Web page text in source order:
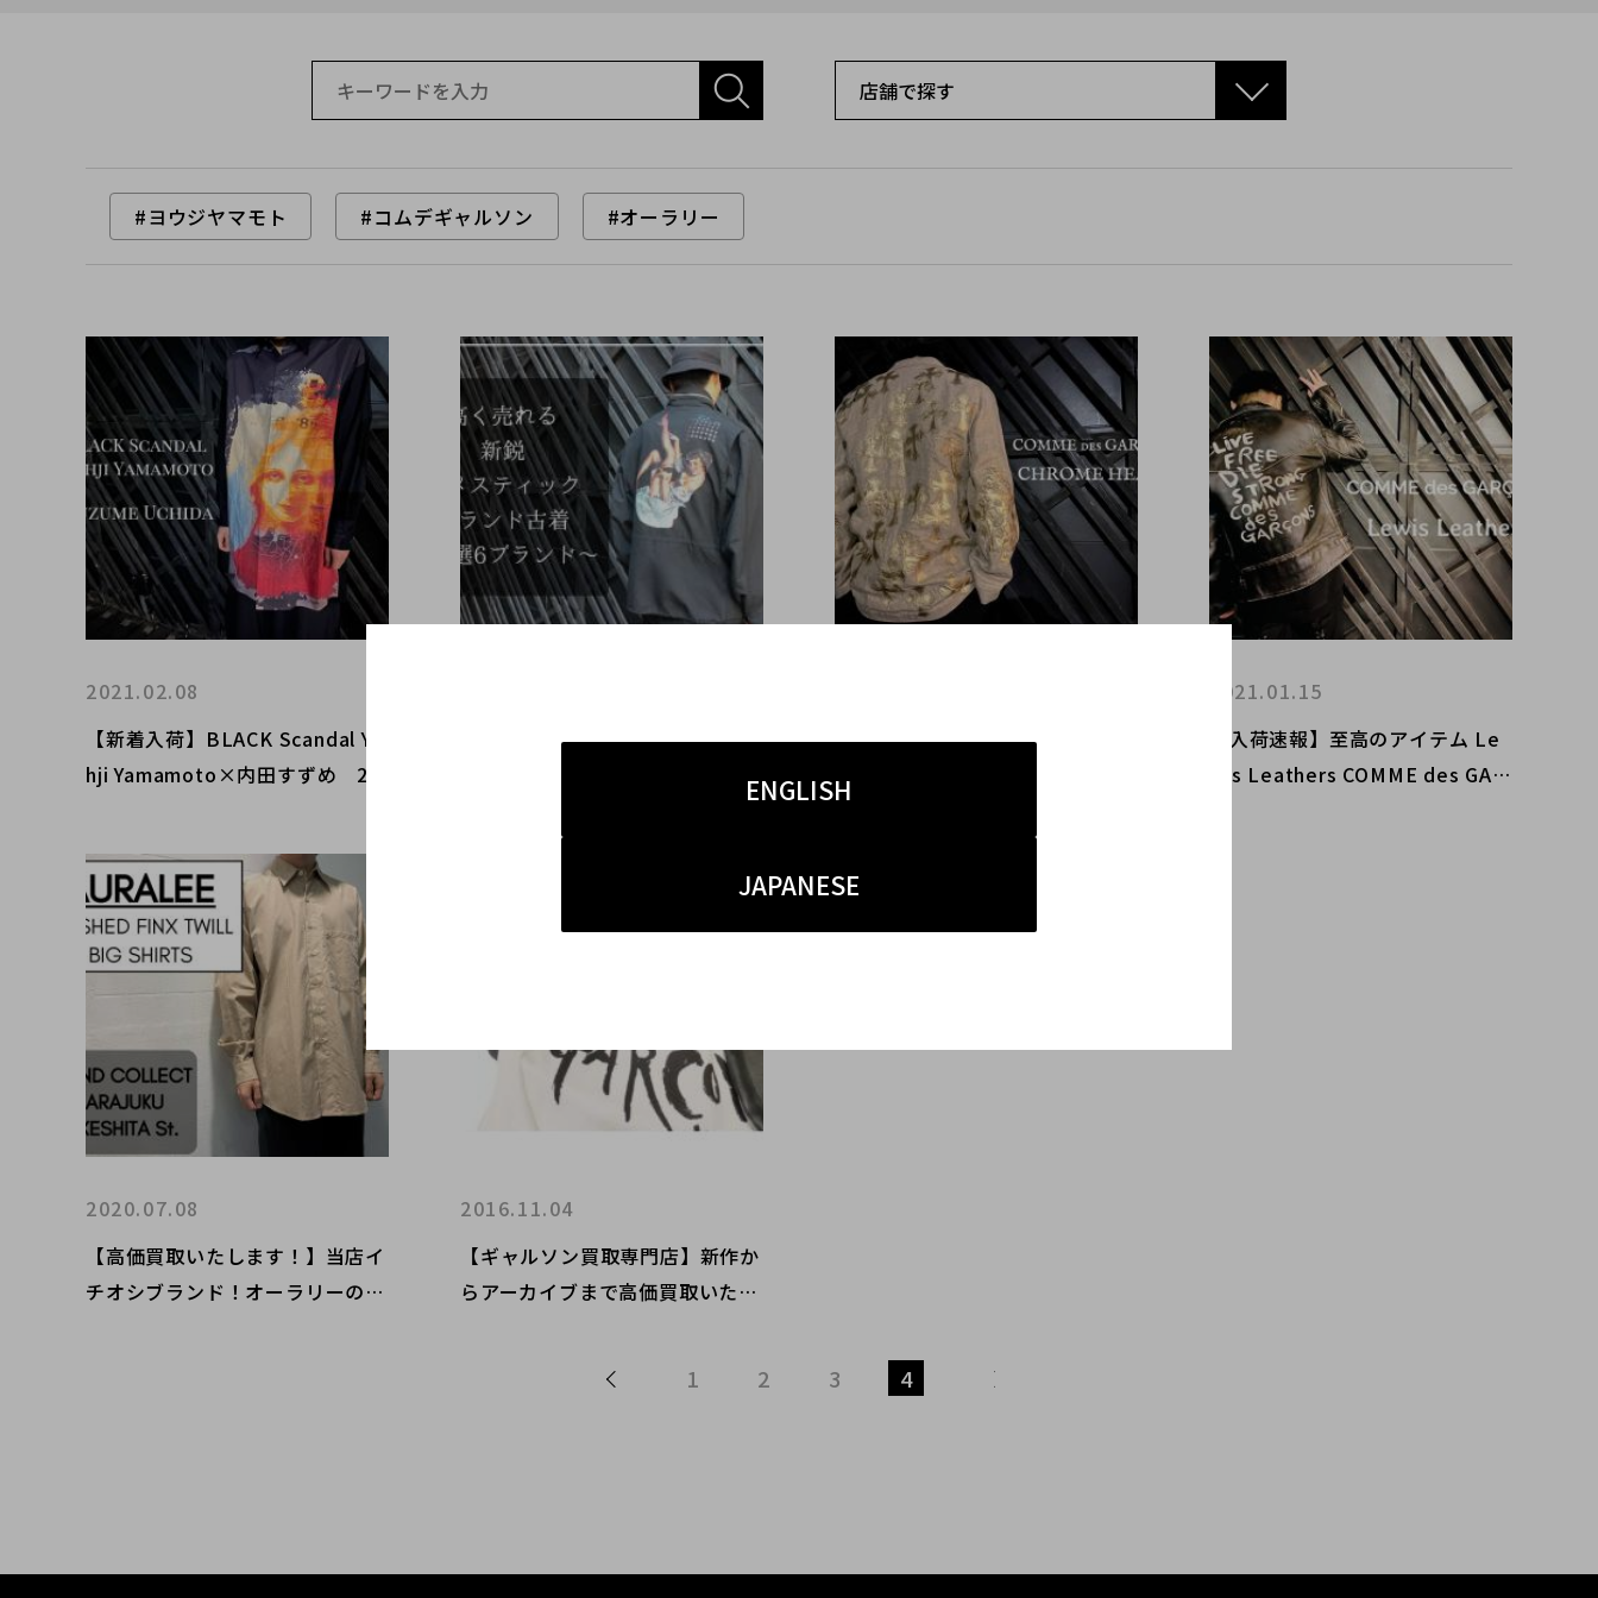
ENGLISH
JAPANESE
#ヨウジヤマモト #コムデギャルソン #オーラリー
【新着入荷】BLACK Scandal Yo
hji Yamamoto×内田すずめ 20
2021.02.08
高価買取を狙えるドメスティック
ブランド古着6選～新鋭ブランド
【入荷速報】CHROME HEARTS
×COMME des GARCONSスペシ
ャルなアイテムが入荷しました！
【入荷速報】至高のアイテム Le
wis Leathers COMME des GAR
2021.01.15
【高価買取いたします！】当店イ
チオシブランド！オーラリーのお
2020.07.08
【ギャルソン買取専門店】新作か
らアーカイブまで高価買取いたし
2016.11.04
1 2 3 4